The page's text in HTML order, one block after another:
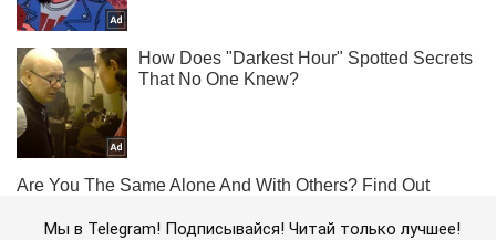
Мы в Telegram! Подписывайся! Читай только лучшее!